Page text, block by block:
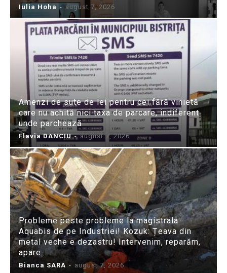
Iulia Hoha - august 7, 2026
Amenzi de sute de lei pentru cei fără vinietă
care nu achită nici taxa de parcare, indiferent
unde parchează
Flavia DANCIU - august 7, 2026
Probleme peste probleme la magistrala
Aquabis de pe Industriei! Kozuk: Țeava din
metal veche e dezastru! Intervenim, reparăm,
apare...
Bianca SARA - august 7, 2026